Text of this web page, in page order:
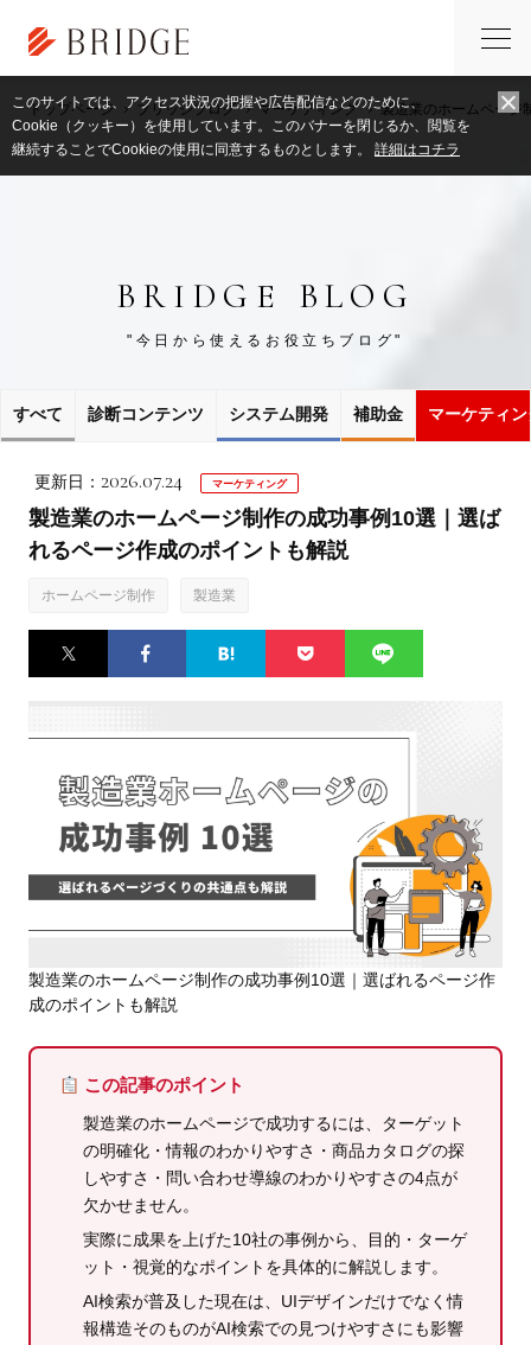
トップページ ブリッジブログ マーケティング 製造業のホームページ
このサイトでは、アクセス状況の把握や広告配信などのために、
Cookie（クッキー）を使用しています。このバナーを閉じるか、閲覧を
継続することでCookieの使用に同意するものとします。 詳細はコチラ
BRIDGE BLOG
"今日から使えるお役立ちブログ"
すべて 診断コンテンツ システム開発 補助金 マーケティン
更新日： 2026.07.24 マーケティング
製造業のホームページ制作の成功事例10選｜選ば
れるページ作成のポイントも解説
ホームページ制作 製造業
ク
製造業のホームページ制作の成功事例10選｜選ばれるページ作
成のポイントも解説
この記事のポイント
製造業のホームページで成功するには、ターゲット
の明確化・情報のわかりやすさ・商品カタログの探
しやすさ・問い合わせ導線のわかりやすさの4点が
欠かせません。
実際に成果を上げた10社の事例から、目的・ターゲ
ット・視覚的なポイントを具体的に解説します。
AI検索が普及した現在は、UIデザインだけでなく情
報構造そのものがAI検索での見つけやすさにも影響